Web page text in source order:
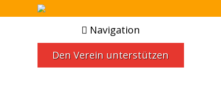
Navigation
Den Verein unterstützen